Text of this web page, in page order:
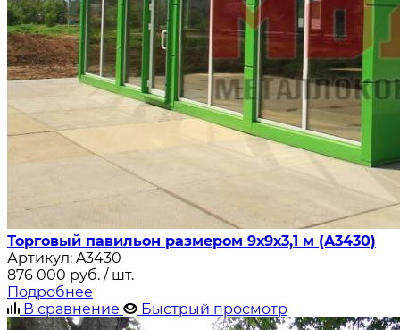
Торговый павильон размером 9х9х3,1 м (A3430)
Артикул: A3430
876 000 руб. / шт.
Подробнее
В сравнение
Быстрый просмотр